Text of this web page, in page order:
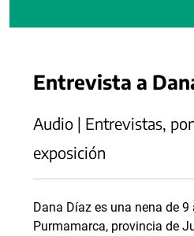
Entrevista a
Audio | Entrevistas,
exposición
Dana Díaz es una nena de 9
Purmamarca, provincia de